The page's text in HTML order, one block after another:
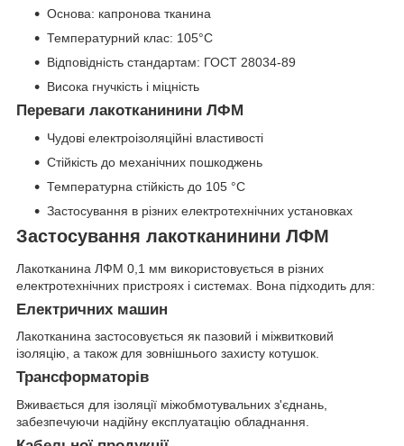
Основа: капронова тканина
Температурний клас: 105°С
Відповідність стандартам: ГОСТ 28034-89
Висока гнучкість і міцність
Переваги лакотканинини ЛФМ
Чудові електроізоляційні властивості
Стійкість до механічних пошкоджень
Температурна стійкість до 105 °C
Застосування в різних електротехнічних установках
Застосування лакотканинини ЛФМ
Лакотканина ЛФМ 0,1 мм використовується в різних
електротехнічних пристроях і системах. Вона підходить для:
Електричних машин
Лакотканина застосовується як пазовий і міжвитковий
ізоляцію, а також для зовнішнього захисту котушок.
Трансформаторів
Вживається для ізоляції міжобмотувальних з'єднань,
забезпечуючи надійну експлуатацію обладнання.